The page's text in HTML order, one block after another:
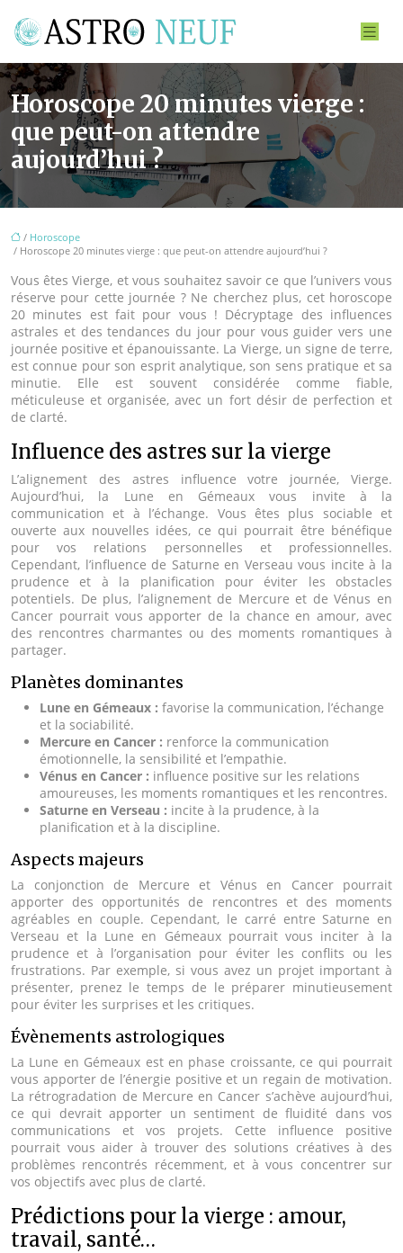
Horoscope 20 minutes vierge :
que peut-on attendre
aujourd’hui ?
/ Horoscope
/ Horoscope 20 minutes vierge : que peut-on attendre aujourd’hui ?
Vous êtes Vierge, et vous souhaitez savoir ce que l’univers vous
réserve pour cette journée ? Ne cherchez plus, cet horoscope
20 minutes est fait pour vous ! Décryptage des influences
astrales et des tendances du jour pour vous guider vers une
journée positive et épanouissante. La Vierge, un signe de terre,
est connue pour son esprit analytique, son sens pratique et sa
minutie. Elle est souvent considérée comme fiable,
méticuleuse et organisée, avec un fort désir de perfection et
de clarté.
Influence des astres sur la vierge
L’alignement des astres influence votre journée, Vierge.
Aujourd’hui, la Lune en Gémeaux vous invite à la
communication et à l’échange. Vous êtes plus sociable et
ouverte aux nouvelles idées, ce qui pourrait être bénéfique
pour vos relations personnelles et professionnelles.
Cependant, l’influence de Saturne en Verseau vous incite à la
prudence et à la planification pour éviter les obstacles
potentiels. De plus, l’alignement de Mercure et de Vénus en
Cancer pourrait vous apporter de la chance en amour, avec
des rencontres charmantes ou des moments romantiques à
partager.
Planètes dominantes
Lune en Gémeaux : favorise la communication, l’échange
et la sociabilité.
Mercure en Cancer : renforce la communication
émotionnelle, la sensibilité et l’empathie.
Vénus en Cancer : influence positive sur les relations
amoureuses, les moments romantiques et les rencontres.
Saturne en Verseau : incite à la prudence, à la
planification et à la discipline.
Aspects majeurs
La conjonction de Mercure et Vénus en Cancer pourrait
apporter des opportunités de rencontres et des moments
agréables en couple. Cependant, le carré entre Saturne en
Verseau et la Lune en Gémeaux pourrait vous inciter à la
prudence et à l’organisation pour éviter les conflits ou les
frustrations. Par exemple, si vous avez un projet important à
présenter, prenez le temps de le préparer minutieusement
pour éviter les surprises et les critiques.
Évènements astrologiques
La Lune en Gémeaux est en phase croissante, ce qui pourrait
vous apporter de l’énergie positive et un regain de motivation.
La rétrogradation de Mercure en Cancer s’achève aujourd’hui,
ce qui devrait apporter un sentiment de fluidité dans vos
communications et vos projets. Cette influence positive
pourrait vous aider à trouver des solutions créatives à des
problèmes rencontrés récemment, et à vous concentrer sur
vos objectifs avec plus de clarté.
Prédictions pour la vierge : amour,
travail, santé…